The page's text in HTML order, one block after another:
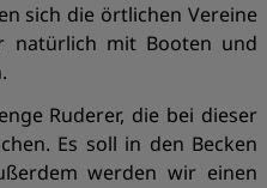
sich die örtlichen Vereine
natürlich mit Booten und
Ruderer, die bei dieser
Es soll in den Becken
werden wir einen